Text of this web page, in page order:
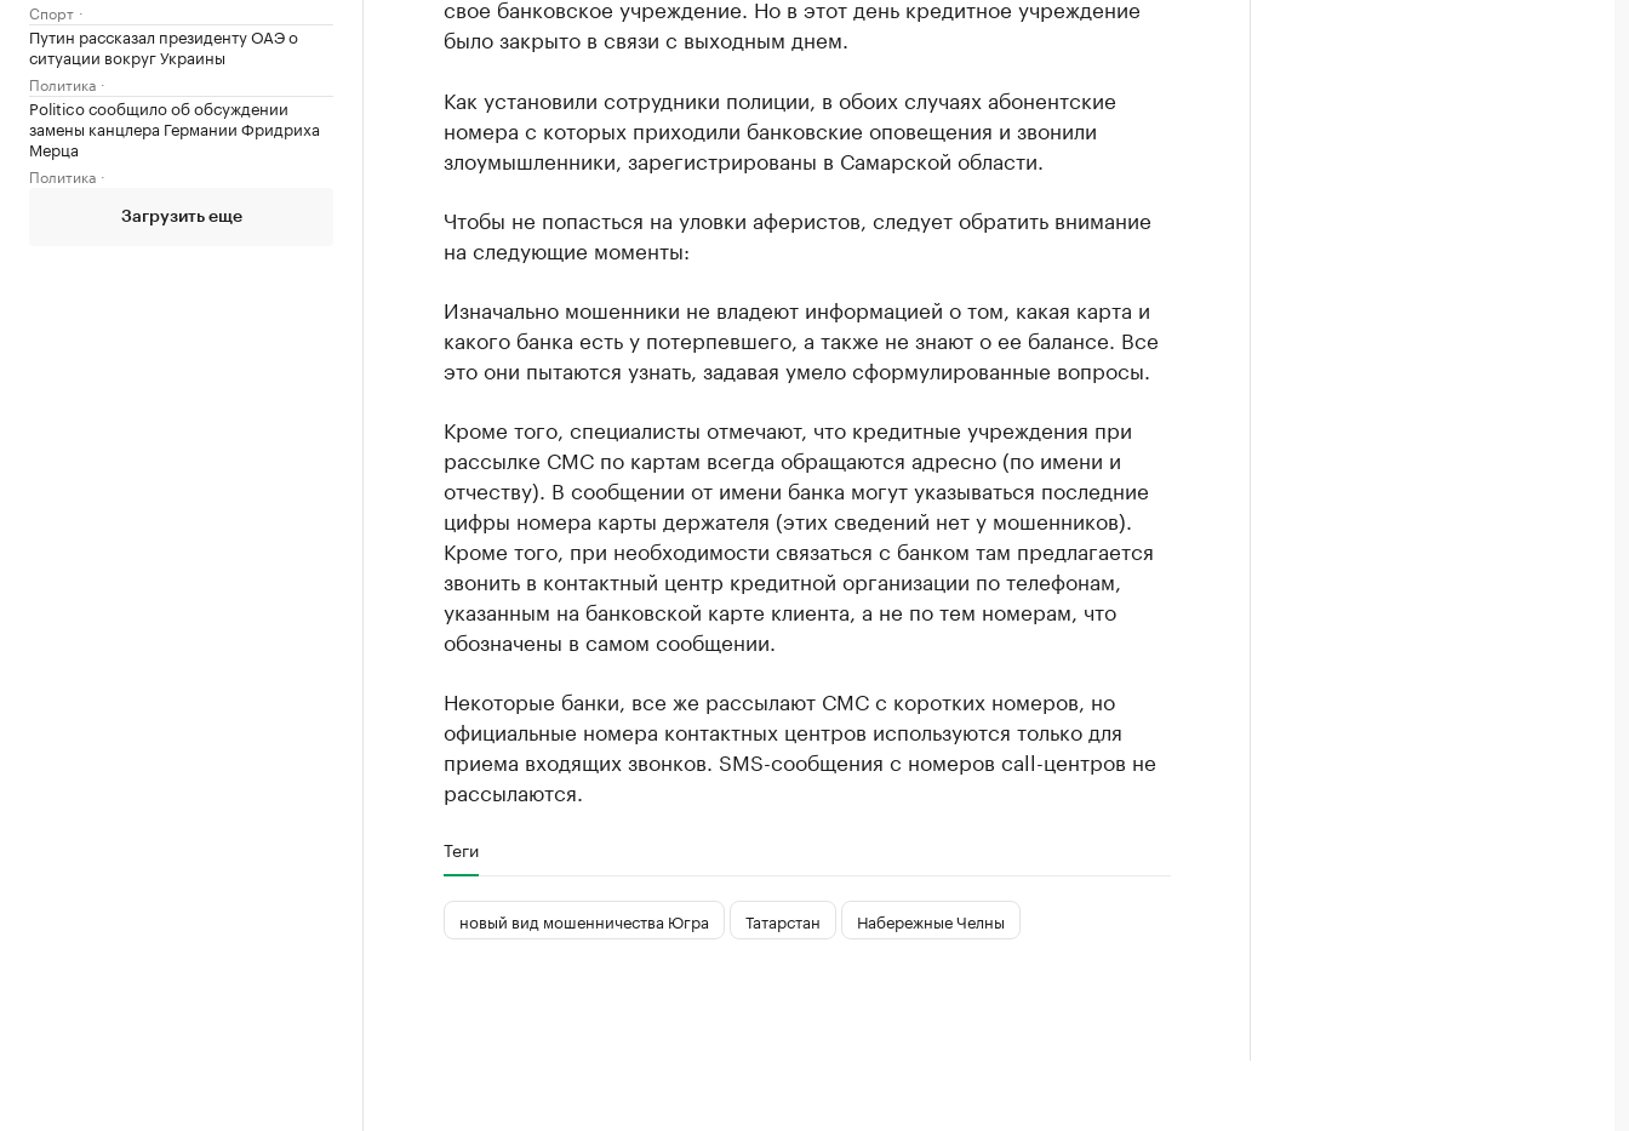
Спорт
Путин рассказал президенту ОАЭ о
ситуации вокруг Украины
Политика
Politico сообщило об обсуждении
замены канцлера Германии Фридриха
Мерца
Политика
Загрузить еще
свое банковское учреждение. Но в этот день кредитное учреждение
было закрыто в связи с выходным днем.
Как установили сотрудники полиции, в обоих случаях абонентские
номера с которых приходили банковские оповещения и звонили
злоумышленники, зарегистрированы в Самарской области.
Чтобы не попасться на уловки аферистов, следует обратить внимание
на следующие моменты:
Изначально мошенники не владеют информацией о том, какая карта и
какого банка есть у потерпевшего, а также не знают о ее балансе. Все
это они пытаются узнать, задавая умело сформулированные вопросы.
Кроме того, специалисты отмечают, что кредитные учреждения при
рассылке СМС по картам всегда обращаются адресно (по имени и
отчеству). В сообщении от имени банка могут указываться последние
цифры номера карты держателя (этих сведений нет у мошенников).
Кроме того, при необходимости связаться с банком там предлагается
звонить в контактный центр кредитной организации по телефонам,
указанным на банковской карте клиента, а не по тем номерам, что
обозначены в самом сообщении.
Некоторые банки, все же рассылают СМС с коротких номеров, но
официальные номера контактных центров используются только для
приема входящих звонков. SMS-сообщения с номеров call-центров не
рассылаются.
Теги
новый вид мошенничества Югра Татарстан Набережные Челны